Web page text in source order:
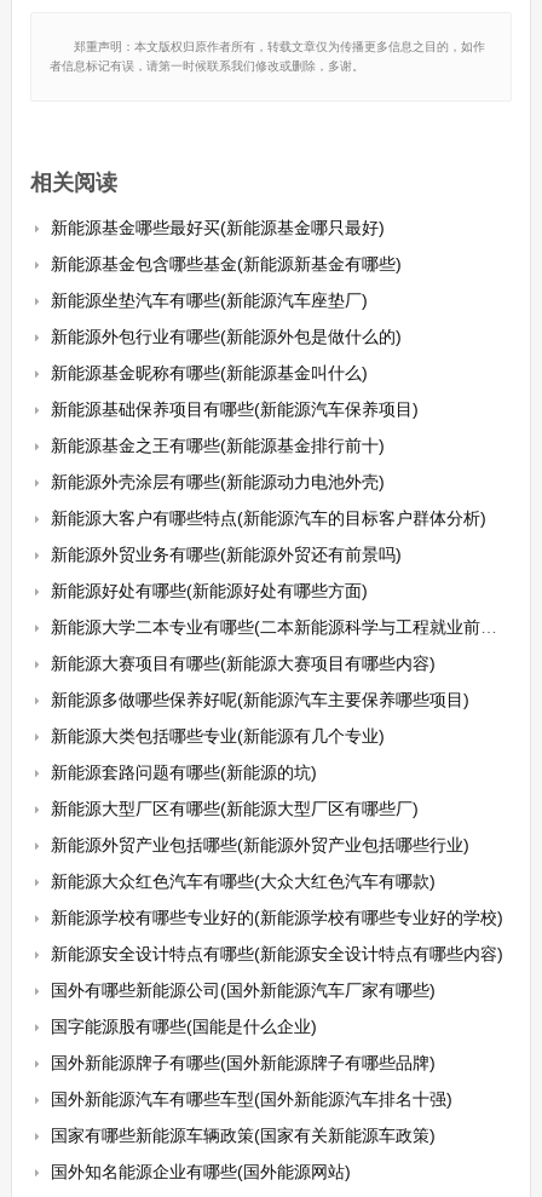
郑重声明：本文版权归原作者所有，转载文章仅为传播更多信息之目的，如作
者信息标记有误，请第一时候联系我们修改或删除，多谢。
相关阅读
新能源基金哪些最好买(新能源基金哪只最好)
新能源基金包含哪些基金(新能源新基金有哪些)
新能源坐垫汽车有哪些(新能源汽车座垫厂)
新能源外包行业有哪些(新能源外包是做什么的)
新能源基金昵称有哪些(新能源基金叫什么)
新能源基础保养项目有哪些(新能源汽车保养项目)
新能源基金之王有哪些(新能源基金排行前十)
新能源外壳涂层有哪些(新能源动力电池外壳)
新能源大客户有哪些特点(新能源汽车的目标客户群体分析)
新能源外贸业务有哪些(新能源外贸还有前景吗)
新能源好处有哪些(新能源好处有哪些方面)
新能源大学二本专业有哪些(二本新能源科学与工程就业前景怎么样)
新能源大赛项目有哪些(新能源大赛项目有哪些内容)
新能源多做哪些保养好呢(新能源汽车主要保养哪些项目)
新能源大类包括哪些专业(新能源有几个专业)
新能源套路问题有哪些(新能源的坑)
新能源大型厂区有哪些(新能源大型厂区有哪些厂)
新能源外贸产业包括哪些(新能源外贸产业包括哪些行业)
新能源大众红色汽车有哪些(大众大红色汽车有哪款)
新能源学校有哪些专业好的(新能源学校有哪些专业好的学校)
新能源安全设计特点有哪些(新能源安全设计特点有哪些内容)
国外有哪些新能源公司(国外新能源汽车厂家有哪些)
国字能源股有哪些(国能是什么企业)
国外新能源牌子有哪些(国外新能源牌子有哪些品牌)
国外新能源汽车有哪些车型(国外新能源汽车排名十强)
国家有哪些新能源车辆政策(国家有关新能源车政策)
国外知名能源企业有哪些(国外能源网站)